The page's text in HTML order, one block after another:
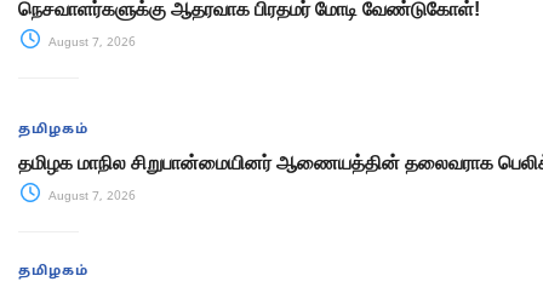
நெசவாளர்களுக்கு ஆதரவாக பிரதமர் மோடி வேண்டுகோள்!
August 7, 2026
தமிழகம்
தமிழக மாநில சிறுபான்மையினர் ஆணையத்தின் தலைவராக
August 7, 2026
தமிழகம்